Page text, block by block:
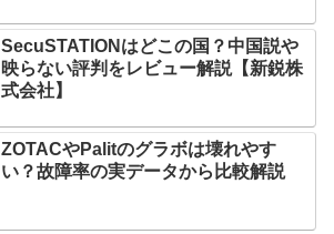
SecuSTATIONはどこの国？中国説や
映らない評判をレビュー解説【新鋭株
式会社】
ZOTACやPalitのグラボは壊れやす
い？故障率の実データから比較解説